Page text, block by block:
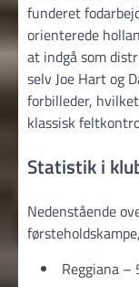
funderet
orienterede
at indgå som
selv Joe Hart og
forbilleder,
klassisk
Statistik i
Nedenstående
Reggiana –